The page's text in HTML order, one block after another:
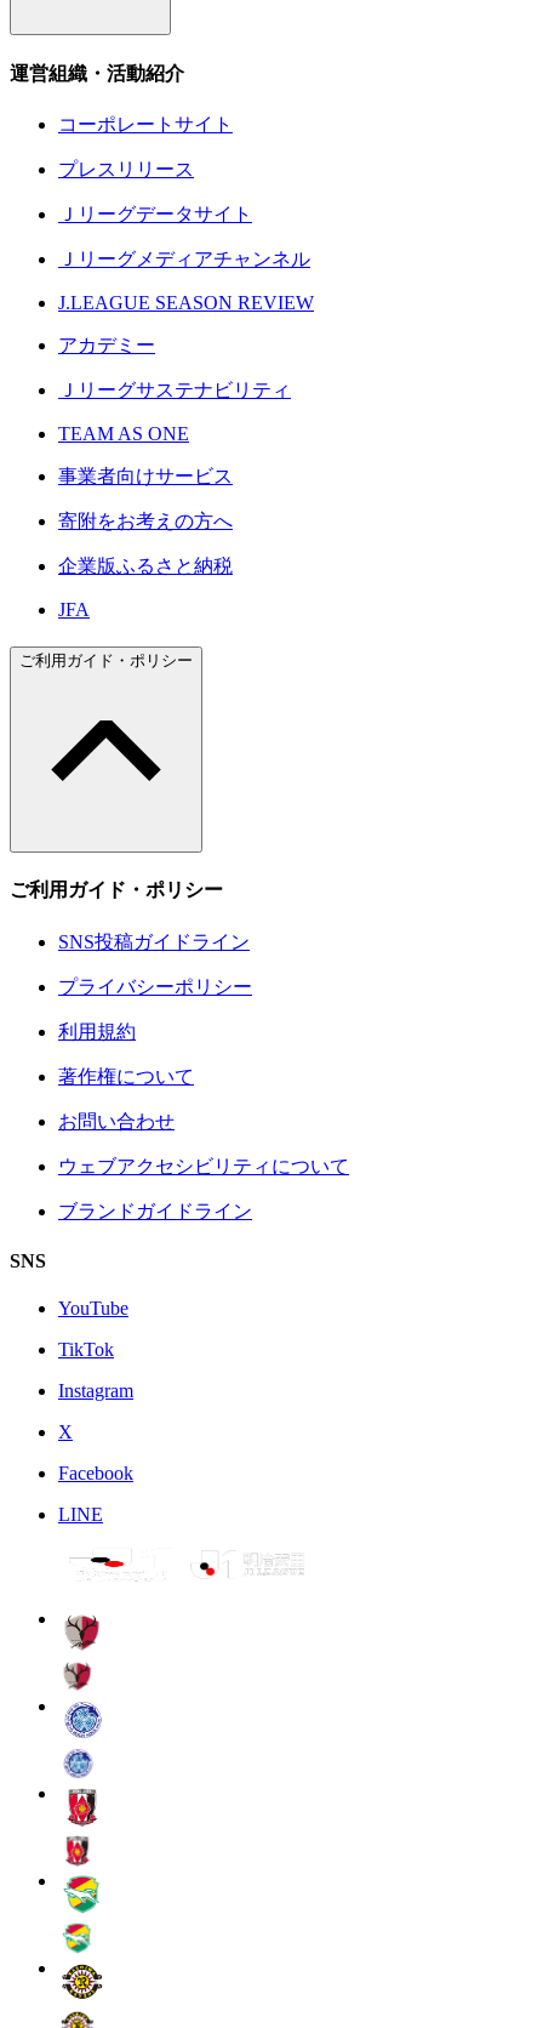
運営組織・活動紹介
コーポレートサイト
プレスリリース
Ｊリーグデータサイト
Ｊリーグメディアチャンネル
J.LEAGUE SEASON REVIEW
アカデミー
Ｊリーグサステナビリティ
TEAM AS ONE
事業者向けサービス
寄附をお考えの方へ
企業版ふるさと納税
JFA
ご利用ガイド・ポリシー
ご利用ガイド・ポリシー
SNS投稿ガイドライン
プライバシーポリシー
利用規約
著作権について
お問い合わせ
ウェブアクセシビリティについて
ブランドガイドライン
SNS
YouTube
TikTok
Instagram
X
Facebook
LINE